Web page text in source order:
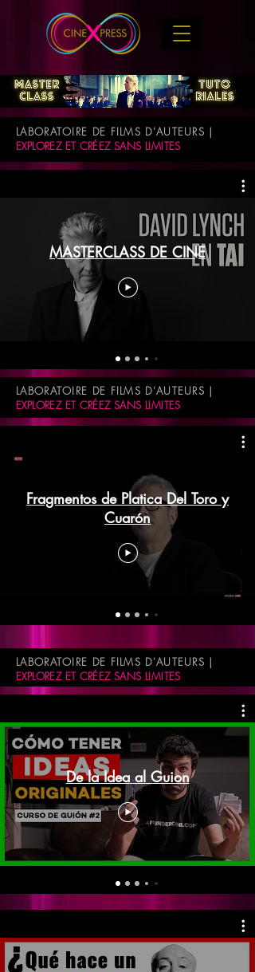
LABORATOIRE DE FILMS D'AUTEURS |
EXPLOREZ ET CRÉEZ SANS LIMITES
MASTERCLASS DE CINE
LABORATOIRE DE FILMS D'AUTEURS |
EXPLOREZ ET CRÉEZ SANS LIMITES
Fragmentos de Platica Del Toro y
Cuarón
LABORATOIRE DE FILMS D'AUTEURS |
EXPLOREZ ET CRÉEZ SANS LIMITES
De la Idea al Guion